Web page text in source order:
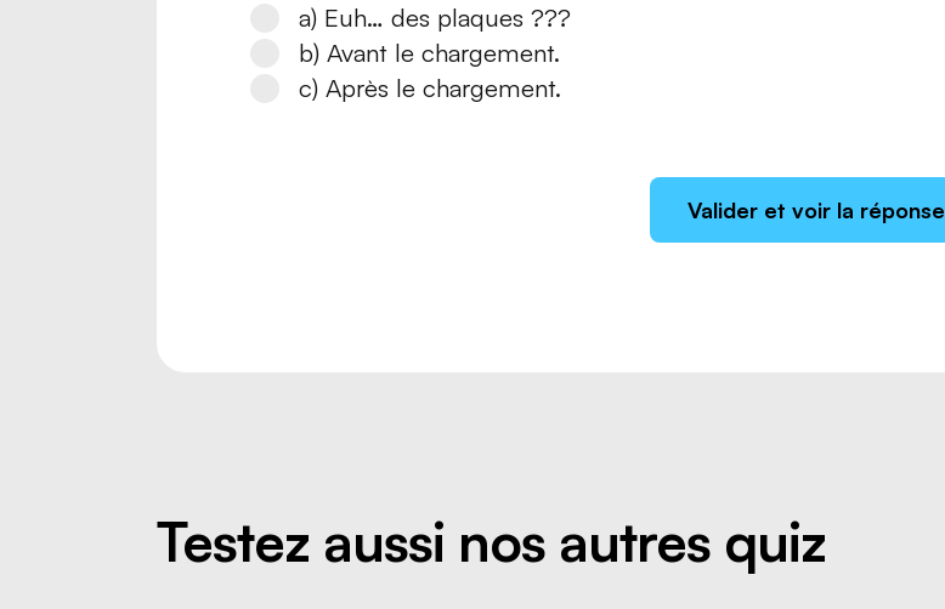
a) Euh… des plaques ???
b) Avant le chargement.
c) Après le chargement.
Valider et voir la réponse
Testez aussi nos autres quiz